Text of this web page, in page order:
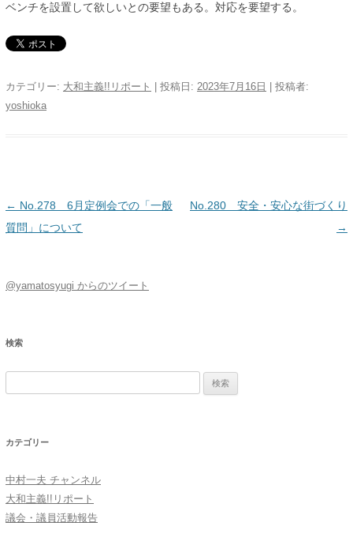
ベンチを設置して欲しいとの要望もある。対応を要望する。
カテゴリー: 大和主義!!リポート | 投稿日: 2023年7月16日
投稿者:
yoshioka
投稿ナビゲーション
← No.278 6月定例会での「一般
質問」について
No.280 安全・安心な街づくり
→
@yamatosyugi からのツイート
検索
カテゴリー
中村一夫 チャンネル
大和主義!!リポート
議会・議員活動報告